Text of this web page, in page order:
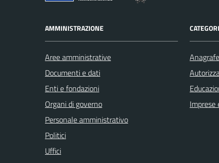
AMMINISTRAZIONE
Aree amministrative
Documenti e dati
Enti e fondazioni
Organi di governo
Personale amministrativo
Politici
Uffici
Imprese